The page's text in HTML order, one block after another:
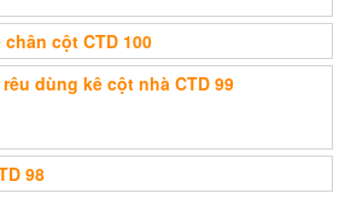
5
cột CTD 100
dùng kê cột nhà CTD 99
98